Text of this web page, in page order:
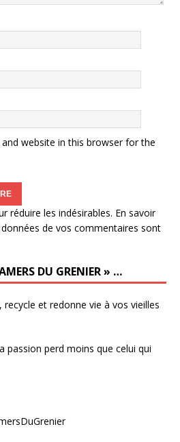
website in this browser for the
réduire les indésirables. En savoir
de vos commentaires sont
DU GRENIER » …
recycle et redonne vie à vos vieilles
passion perd moins que celui qui